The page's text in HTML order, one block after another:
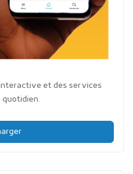
et des services